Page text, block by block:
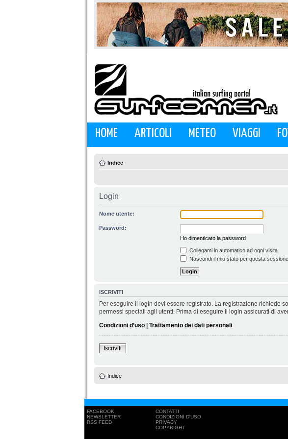
HOME ARTICOLI METEO VIAGGI
Indice
Login
Nome utente:
Password:
Ho dimenticato la password
Collegami in automatico ad ogni visita
Nascondi il mio stato per questa sessione
ISCRIVITI
Per eseguire il login devi essere registrato. La registrazione richiede
permessi speciali agli utenti. Prima di eseguire il login assicurati di
Condizioni d’uso | Trattamento dei dati personali
Iscriviti
Indice
FACEBOOK
NEWSLETTER
RSS FEED
CONTATTI
CONDIZIONI D'USO
PRIVACY
COPYRIGHT